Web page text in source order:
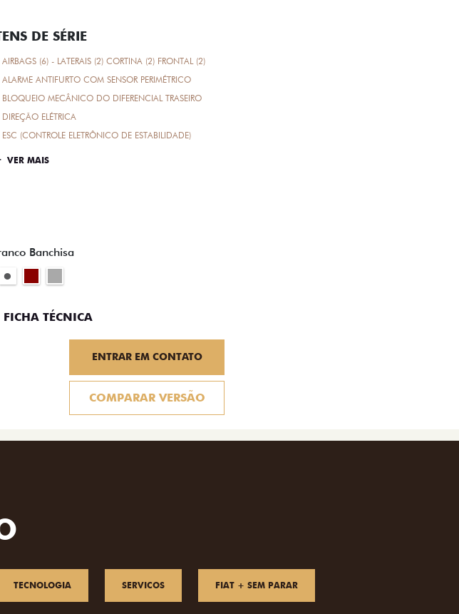
DE SÉRIE
AIRBAGS (6) - LATERAIS (2) CORTINA (2) FRONTAL (2)
ALARME ANTIFURTO COM SENSOR PERIMÉTRICO
BLOQUEIO MECÂNICO DO DIFERENCIAL TRASEIRO
DIREÇÃO ELÉTRICA
ESC (CONTROLE ELETRÔNICO DE ESTABILIDADE)
VER MAIS
Banchisa
FICHA TÉCNICA
ENTRAR EM CONTATO
COMPARAR VERSÃO
TECNOLOGIA SERVICOS FIAT + SEM PARAR